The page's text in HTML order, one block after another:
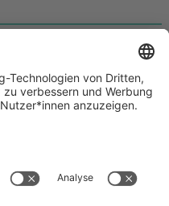
Youtube